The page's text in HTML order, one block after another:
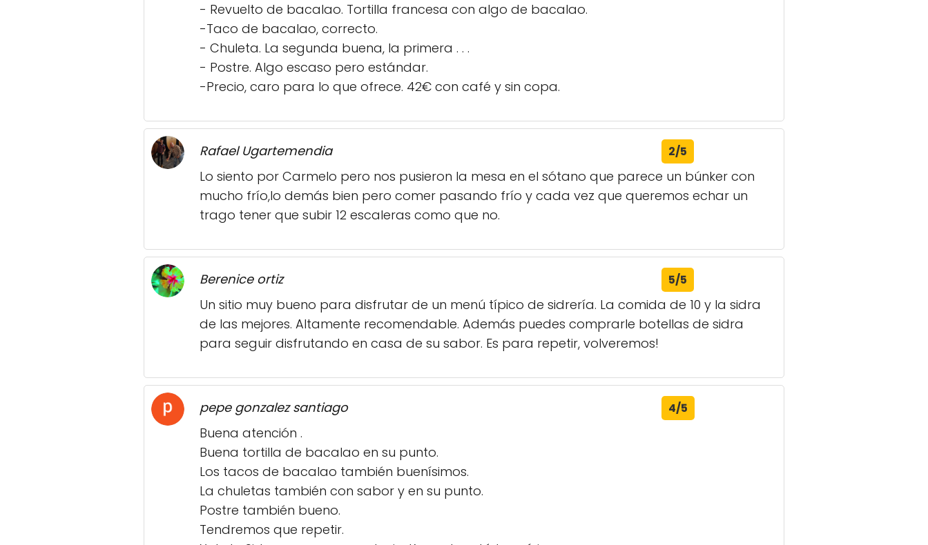
- Revuelto de bacalao. Tortilla francesa con algo de bacalao.
-Taco de bacalao, correcto.
- Chuleta. La segunda buena, la primera . . .
- Postre. Algo escaso pero estándar.
-Precio, caro para lo que ofrece. 42€ con café y sin copa.
Rafael Ugartemendia 2/5
Lo siento por Carmelo pero nos pusieron la mesa en el sótano que parece un búnker con
mucho frío,lo demás bien pero comer pasando frío y cada vez que queremos echar un
trago tener que subir 12 escaleras como que no.
Berenice ortiz 5/5
Un sitio muy bueno para disfrutar de un menú típico de sidrería. La comida de 10 y la sidra
de las mejores. Altamente recomendable. Además puedes comprarle botellas de sidra
para seguir disfrutando en casa de su sabor. Es para repetir, volveremos!
pepe gonzalez santiago 4/5
Buena atención .
Buena tortilla de bacalao en su punto.
Los tacos de bacalao también buenísimos.
La chuletas también con sabor y en su punto.
Postre también bueno.
Tendremos que repetir.